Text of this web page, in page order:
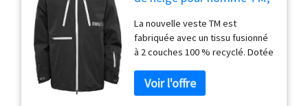
La nouvelle veste TM est
fabriquée avec un tissu fusionné
à 2 couches 100 % recyclé. Dotée
Reactor Mesh Thermo
Responsive et de panneaux